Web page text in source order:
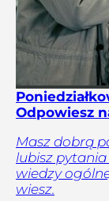
Odpowiesz
Masz dobrą
lubisz pytania
wiedzy
wiesz.